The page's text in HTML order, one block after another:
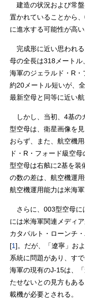
建造の状況および常
置かれていることから
に進水する可能性が高い
完成形に近い思われ
母の全長は318メート
海軍のジェラルド・R
約20メートル短いが、
最新空母と同等に近い
しかし、当初、4基の
型空母は、衛星画像を
おらず、また、航空機
ド・R・フォード級空
型空母は右舷に2基を装
の数の差は、航空機運
航空機運用能力は米海
さらに、003型空母に
には米海軍関連メディ
カタパルト・ローンチ
[1]。だが、「遼寧」お
系統に問題があり、す
海軍の現有のJ-15は、
たせないとの見方もあ
載機が必要とされる。